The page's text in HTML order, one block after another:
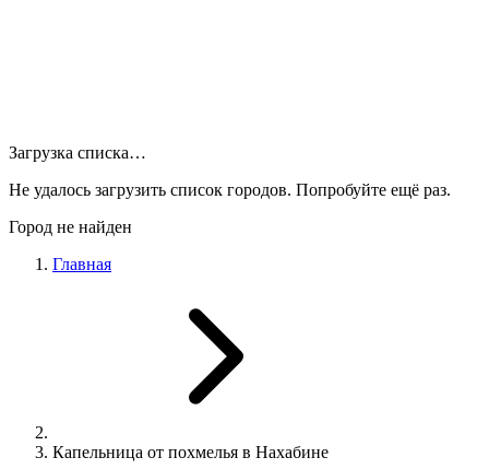
Загрузка списка…
Не удалось загрузить список городов. Попробуйте ещё раз.
Город не найден
Главная
Капельница от похмелья в Нахабине